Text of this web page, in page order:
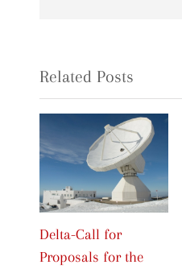
Related Posts
Delta-Call for
Proposals for the